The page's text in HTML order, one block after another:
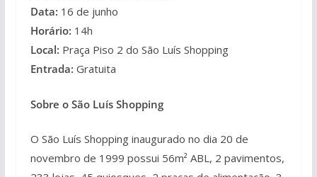
Data: 16 de junho
Horário: 14h
Local: Praça Piso 2 do São Luís Shopping
Entrada: Gratuita
Sobre o São Luís Shopping
O São Luís Shopping inaugurado no dia 20 de
novembro de 1999 possui 56m² ABL, 2 pavimentos,